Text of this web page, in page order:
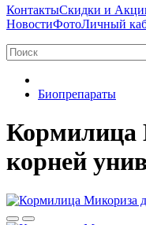
КонтактыСкидки и
НовостиФотоЛичный
Биопрепараты
Кормилица
корней